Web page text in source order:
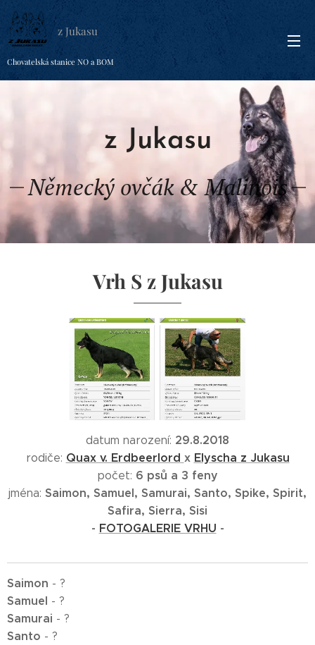
z Jukasu
Chovatelská stanice NO a BOM
z Jukasu
Německý ovčák & Malinois
Vrh S z Jukasu
datum narození: 29.8.2018
rodiče: Quax v. Erdbeerlord x Elyscha z Jukasu
počet: 6 psů a 3 feny
jména: Saimon, Samuel, Samurai, Santo, Spike, Spirit,
Safira, Sierra, Sisi
- FOTOGALERIE VRHU -
Saimon - ?
Samuel - ?
Samurai - ?
Santo - ?